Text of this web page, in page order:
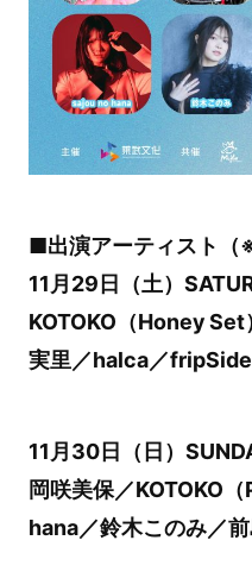
■出演アーティスト（
11月29日（土）
KOTOKO（Honey
実里／halca／fripSide
11月30日（日）
岡咲美保／KOTOKO
hana／鈴木このみ／